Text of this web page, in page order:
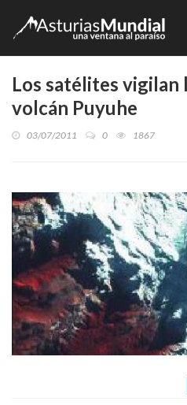
Los satélites vigilan
volcán Puyuhe
03/07/2011 0 1867